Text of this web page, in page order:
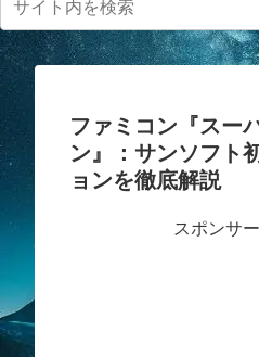
ファミコン『スー
ン』：サンソフト
ョンを徹底解説
スポンサ